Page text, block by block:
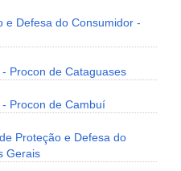
e Defesa do Consumidor -
Procon de Cataguases
Procon de Cambuí
Proteção e Defesa do
Gerais